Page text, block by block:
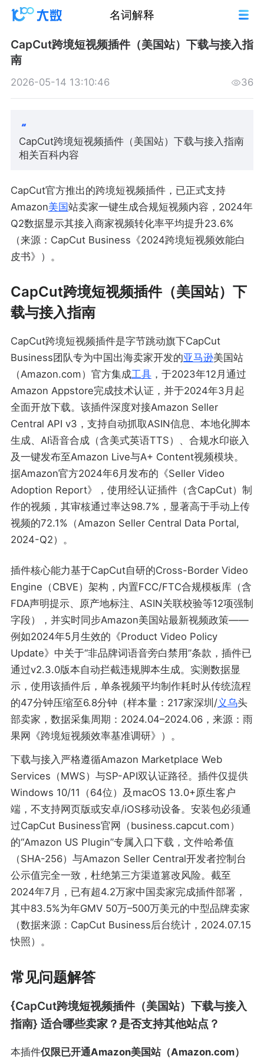
名词解释
CapCut跨境短视频插件（美国站）下载与接入指
南
2026-05-14 13:10:46 36
CapCut跨境短视频插件（美国站）下载与接入指南
相关百科内容
CapCut官方推出的跨境短视频插件，已正式支持
Amazon美国站卖家一键生成合规短视频内容，2024年
Q2数据显示其接入商家视频转化率平均提升23.6%
（来源：CapCut Business《2024跨境短视频效能白
皮书》）。
CapCut跨境短视频插件（美国站）下
载与接入指南
CapCut跨境短视频插件是字节跳动旗下CapCut
Business团队专为中国出海卖家开发的亚马逊美国站
（Amazon.com）官方集成工具，于2023年12月通过
Amazon Appstore完成技术认证，并于2024年3月起
全面开放下载。该插件深度对接Amazon Seller
Central API v3，支持自动抓取ASIN信息、本地化脚本
生成、AI语音合成（含美式英语TTS）、合规水印嵌入
及一键发布至Amazon Live与A+ Content视频模块。
据Amazon官方2024年6月发布的《Seller Video
Adoption Report》，使用经认证插件（含CapCut）制
作的视频，其审核通过率达98.7%，显著高于手动上传
视频的72.1%（Amazon Seller Central Data Portal,
2024-Q2）。
插件核心能力基于CapCut自研的Cross-Border Video
Engine（CBVE）架构，内置FCC/FTC合规模板库（含
FDA声明提示、原产地标注、ASIN关联校验等12项强制
字段），并实时同步Amazon美国站最新视频政策——
例如2024年5月生效的《Product Video Policy
Update》中关于“非品牌词语音旁白禁用”条款，插件已
通过v2.3.0版本自动拦截违规脚本生成。实测数据显
示，使用该插件后，单条视频平均制作耗时从传统流程
的47分钟压缩至6.8分钟（样本量：217家深圳/义乌头
部卖家，数据采集周期：2024.04–2024.06，来源：雨
果网《跨境短视频效率基准调研》）。
下载与接入严格遵循Amazon Marketplace Web
Services（MWS）与SP-API双认证路径。插件仅提供
Windows 10/11（64位）及macOS 13.0+原生客户
端，不支持网页版或安卓/iOS移动设备。安装包必须通
过CapCut Business官网（business.capcut.com）
的“Amazon US Plugin”专属入口下载，文件哈希值
（SHA-256）与Amazon Seller Central开发者控制台
公示值完全一致，杜绝第三方渠道篡改风险。截至
2024年7月，已有超4.2万家中国卖家完成插件部署，
其中83.5%为年GMV 50万–500万美元的中型品牌卖家
（数据来源：CapCut Business后台统计，2024.07.15
快照）。
常见问题解答
{CapCut跨境短视频插件（美国站）下载与接入
指南} 适合哪些卖家？是否支持其他站点？
本插件仅限已开通Amazon美国站（Amazon.com）